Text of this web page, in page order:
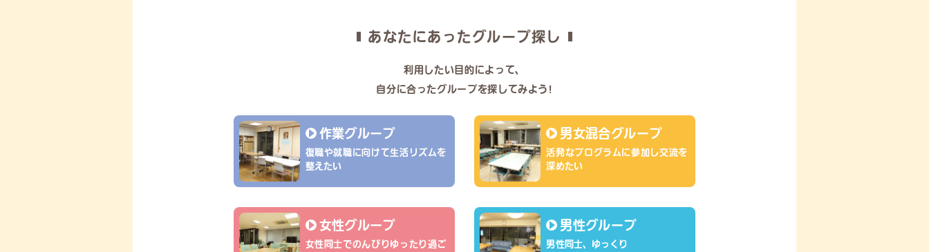
あなたにあったグループ探し
利用したい目的によって、
自分に合ったグループを探してみよう!
作業グループ
復職や就職に向けて生活リズムを
整えたい
男女混合グループ
活発なプログラムに参加し交流を
深めたい
女性グループ
女性同士でのんびりゆったり過ご
男性グループ
男性同士、ゆっくり